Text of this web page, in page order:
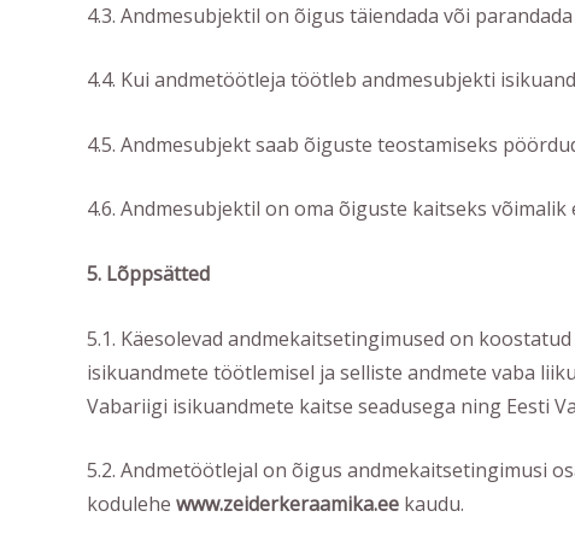
4.3. Andmesubjektil on õigus täiendada või
4.4. Kui andmetöötleja töötleb andmesubjekti
4.5. Andmesubjekt saab õiguste teostamiseks
4.6. Andmesubjektil on oma õiguste kaitseks
5. Lõppsätted
5.1. Käesolevad andmekaitsetingimused on
isikuandmete töötlemisel ja selliste andmete vaba
Vabariigi isikuandmete kaitse seadusega ning Eesti
5.2. Andmetöötlejal on õigus andmekaitsetingimusi
kodulehe www.zeiderkeraamika.ee kaudu.